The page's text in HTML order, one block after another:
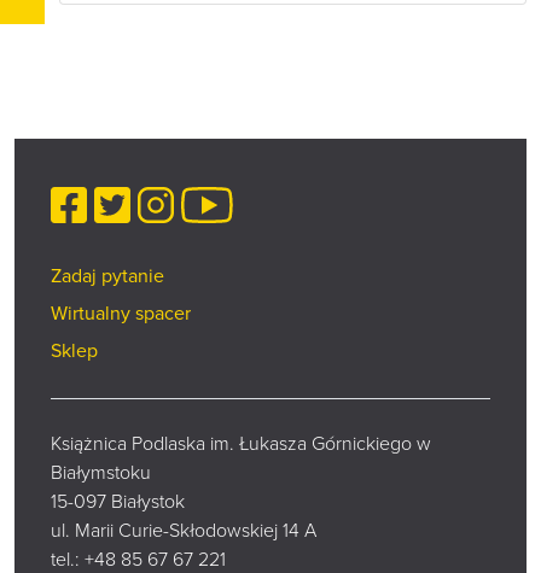
Facebook
TwitterInstagram
YouTube
Zadaj pytanie
Wirtualny spacer
Sklep
Książnica Podlaska im. Łukasza Górnickiego w
Białymstoku
15-097 Białystok
ul. Marii Curie-Skłodowskiej 14 A
tel.: +48 85 67 67 221